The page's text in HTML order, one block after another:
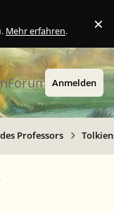
Mehr erfahren. ×
Anmelden
Professors